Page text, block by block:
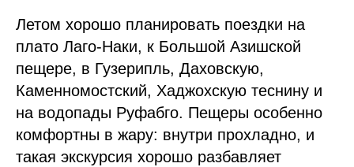
Летом хорошо планировать поездки на
плато Лаго-Наки, к Большой Азишской
пещере, в Гузерипль, Даховскую,
Каменномостский, Хаджохскую теснину и
на водопады Руфабго. Пещеры особенно
комфортны в жару: внутри прохладно, и
такая экскурсия хорошо разбавляет